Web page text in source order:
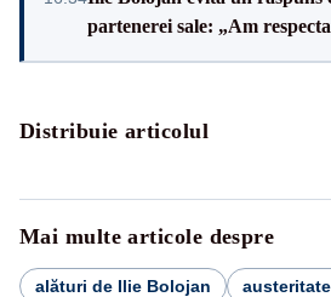
partenerei sale: „Am
Distribuie articolul
Mai multe articole despre
alături de Ilie Bolojan